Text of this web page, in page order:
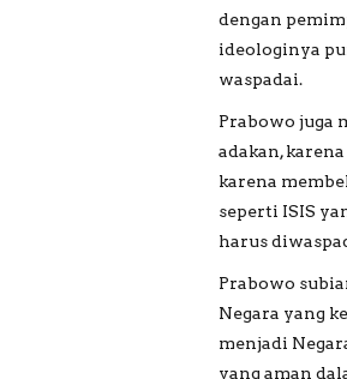
dengan
ideologinya
waspadai.
Prabowo juga
adakan,
karena
seperti ISIS
harus
Prabowo
Negara yang
menjadi
yang aman